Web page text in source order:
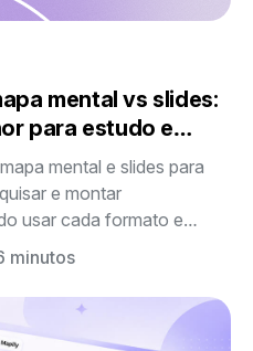
minutos
mental vs slides:
para estudo e
mental e slides para
e montar
usar cada formato e
complexo em um